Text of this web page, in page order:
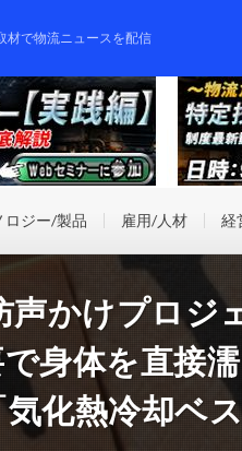
材で物流ニュースを配信
ロジー/製品 雇用/人材 経
声かけプロジ
身体を直接濡
化熱冷却ベ